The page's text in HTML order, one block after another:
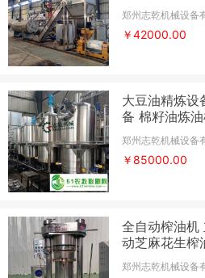
郑州志乾机械设备
￥42000.00
大豆油精炼设
备 棉籽油炼
郑州志乾机械设备
￥85000.00
全自动榨油机
动芝麻花生榨
郑州志乾机械设备